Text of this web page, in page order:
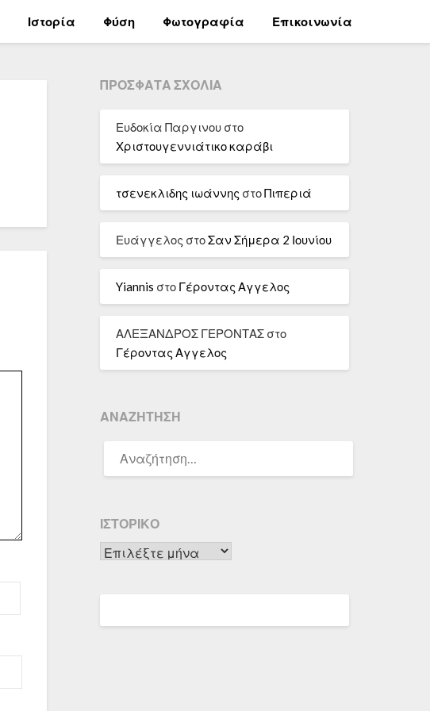
Ιστορία Φύση Φωτογραφία Επικοινωνία
ΠΡΌΣΦΑΤΑ ΣΧΌΛΙΑ
Ευδοκία Παργινουστο
Χριστουγεννιάτικο καράβι
τσενεκλιδης ιωάννης στοΠιπεριά
Ευάγγελος στοΣαν Σήμερα 2 Ιουνίου
Yiannis στο Γέροντας Αγγελος
ΑΛΕΞΑΝΔΡΟΣ ΓΕΡΟΝΤΑΣστο
Γέροντας Αγγελος
ΑΝΑΖΉΤΗΣΗ
ΓΙΑ:
ΙΣΤΟΡΙΚΌ
Ιστορικό